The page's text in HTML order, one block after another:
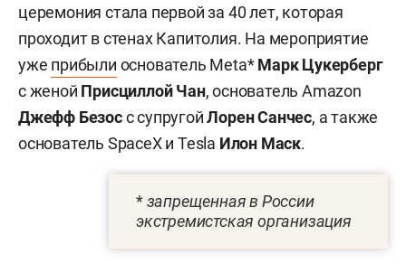
церемония стала первой за 40 лет, которая
проходит в стенах Капитолия. На мероприятие
уже прибыли основатель Meta*Марк Цукерберг
с женой Присциллой Чан, основатель Amazon
Джефф Безосс супругойЛорен Санчес, а также
основатель SpaceX и Tesla Илон Маск.
*запрещенная в России
экстремистская организация